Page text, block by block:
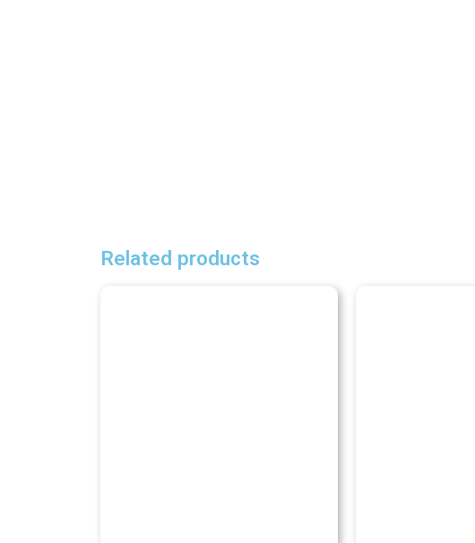
Related products